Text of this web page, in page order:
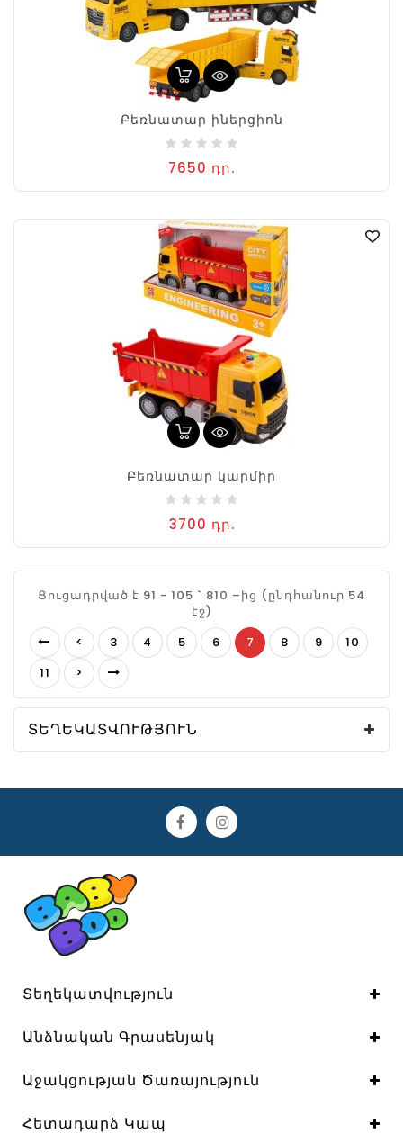
Բեռնատար իներցիոն
7650 դր.
Բեռնատար կարմիր
3700 դր.
Ցուցադրված է 91 - 105 ` 810 –ից (ընդհանուր 54
էջ)
<
3 4 5 6 7 8 9
10
11
>
ՏԵՂԵԿԱՏՎՈՒԹՅՈՒՆ
Տեղեկատվություն
Անձնական Գրասենյակ
Աջակցության Ծառայություն
Հետադարձ Կապ